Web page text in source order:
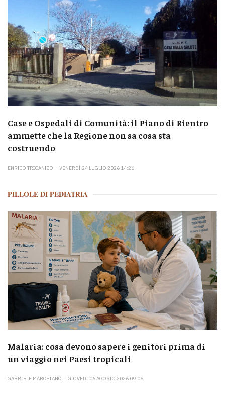
Case e Ospedali di Comunità: il Piano di Rientro
ammette che la Regione non sa cosa sta
costruendo
ENRICO TRICANICO VENERDÌ 24 LUGLIO 2026 14:26
PILLOLE DI PEDIATRIA
Malaria: cosa devono sapere i genitori prima di
un viaggio nei Paesi tropicali
GABRIELE MARCHIANÒ GIOVEDÌ 06 AGOSTO 2026 09:05